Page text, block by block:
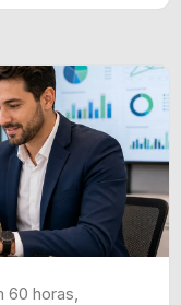
60 horas,